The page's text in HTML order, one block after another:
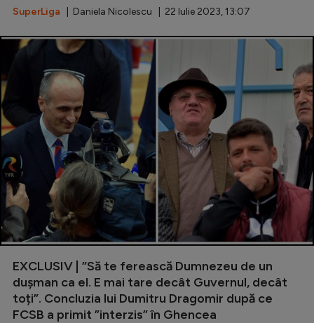
SuperLiga | Daniela Nicolescu | 22 Iulie 2023, 13:07
EXCLUSIV | ”Să te ferească Dumnezeu de un
dușman ca el. E mai tare decât Guvernul, decât
toți”. Concluzia lui Dumitru Dragomir după ce
FCSB a primit ”interzis” în Ghencea